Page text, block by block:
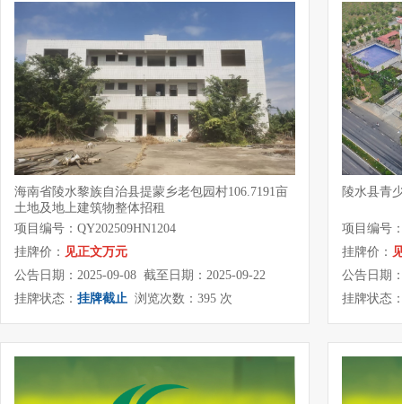
海南省陵水黎族自治县提蒙乡老包园村106.7191亩
土地及地上建筑物整体招租
项目编号：QY202509HN1204
挂牌价： 见正文万元
公告日期：2025-09-08 截至日期：2025-09-22
挂牌状态： 挂牌截止 浏览次数：395 次
陵水县青
项目编号
挂牌价：
公告日期
挂牌状态